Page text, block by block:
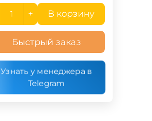
+ В корзину
Быстрый заказ
Узнать у менеджера в
Telegram